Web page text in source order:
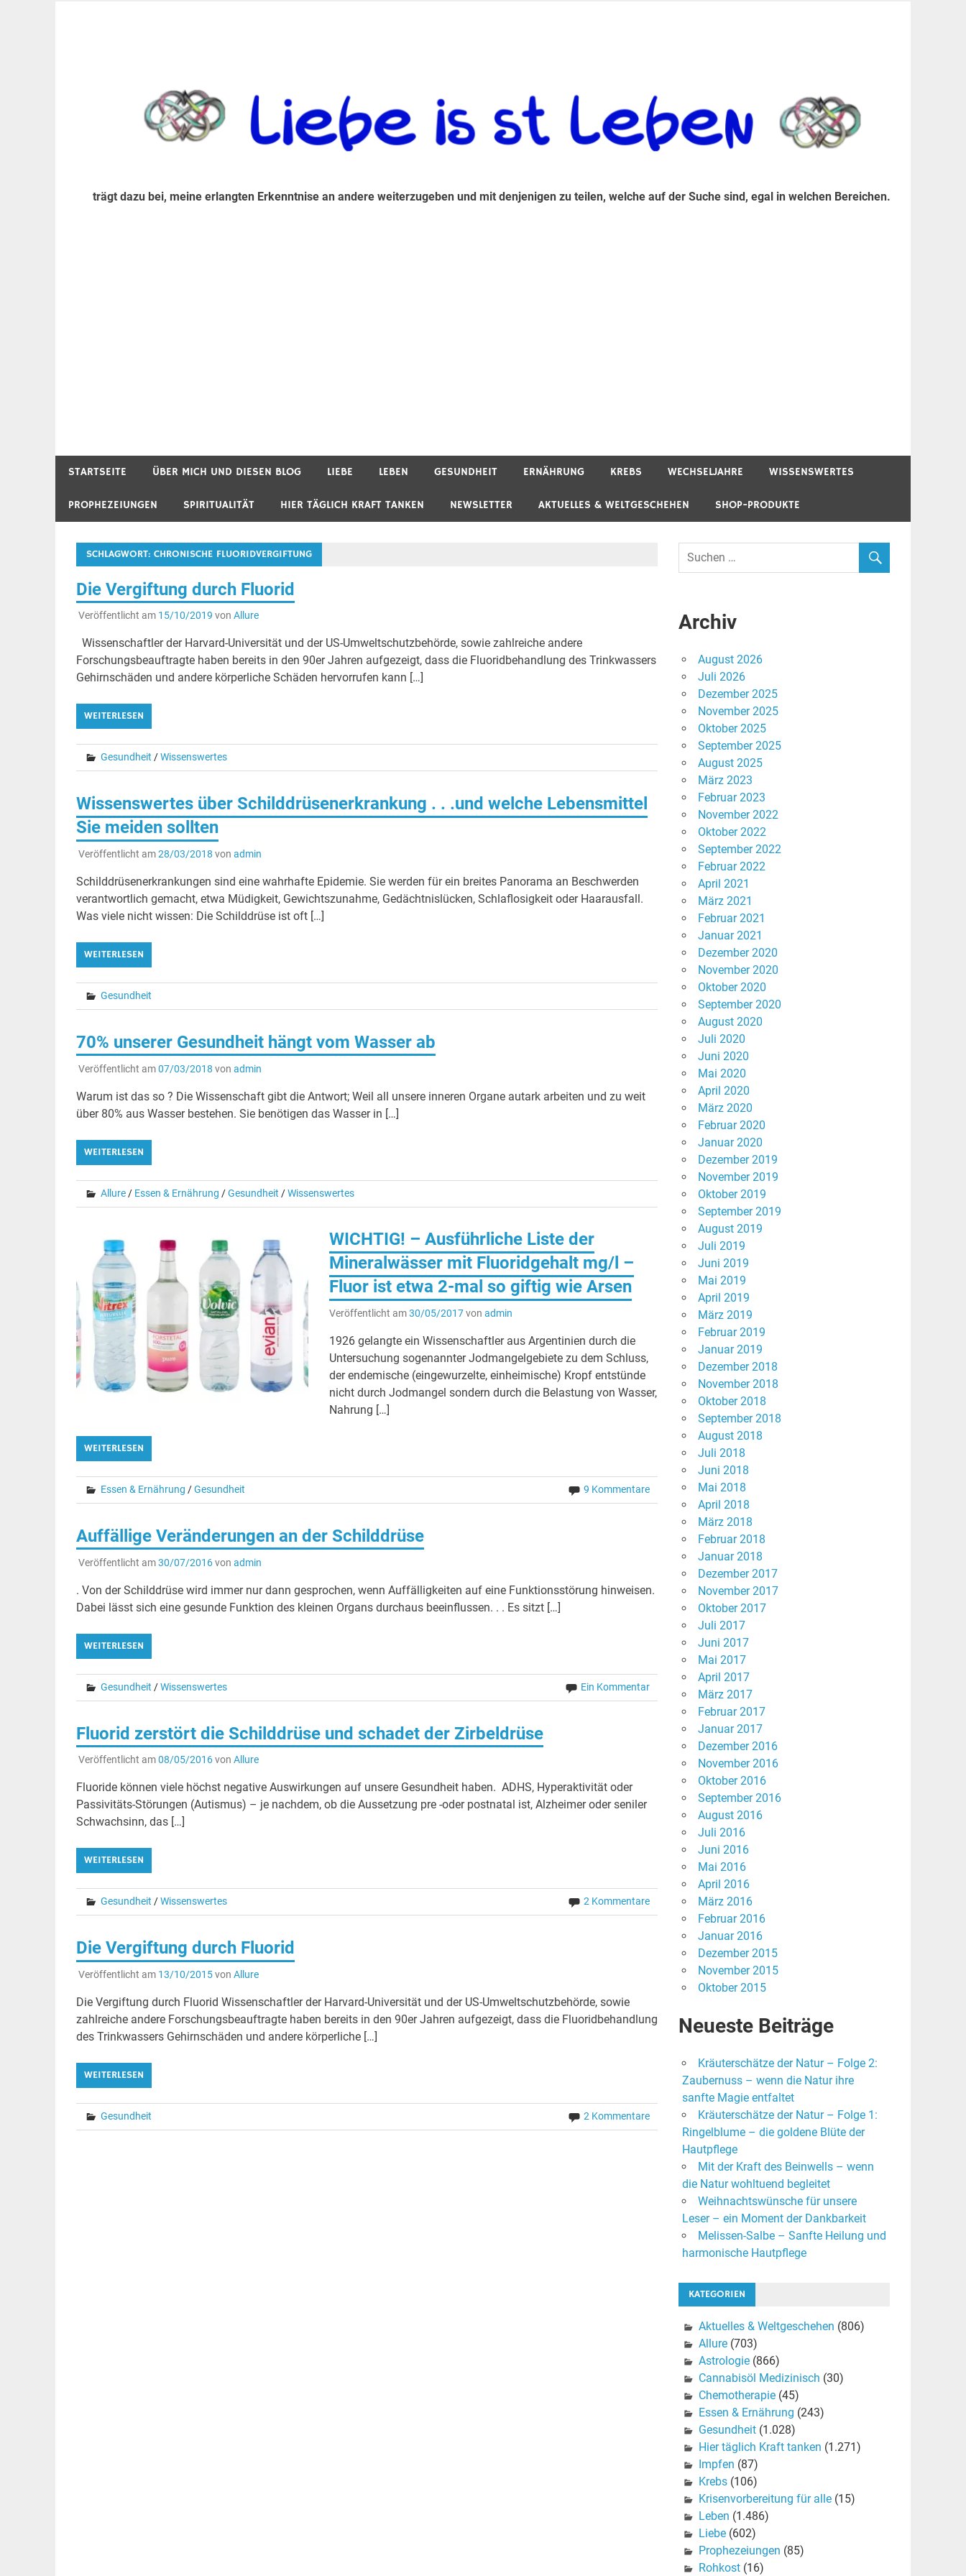
trägt dazu bei, meine erlangten Erkenntnise an andere weiterzugeben und mit denjenigen zu teilen, welche auf der Suche sind, egal in welchen Bereichen.
STARTSEITE ÜBER MICH UND DIESEN BLOG LIEBE LEBEN GESUNDHEIT ERNÄHRUNG KREBS WECHSELJAHRE WISSENSWERTES
PROPHEZEIUNGEN SPIRITUALITÄT HIER TÄGLICH KRAFT TANKEN NEWSLETTER AKTUELLES & WELTGESCHEHEN SHOP-PRODUKTE
SCHLAGWORT: CHRONISCHE FLUORIDVERGIFTUNG
Die Vergiftung durch Fluorid
Veröffentlicht am 15/10/2019 von Allure
Wissenschaftler der Harvard-Universität und der US-Umweltschutzbehörde, sowie zahlreiche andere
Forschungsbeauftragte haben bereits in den 90er Jahren aufgezeigt, dass die Fluoridbehandlung des Trinkwassers
Gehirnschäden und andere körperliche Schäden hervorrufen kann […]
WEITERLESEN
Gesundheit /Wissenswertes
Wissenswertes über Schilddrüsenerkrankung . . .und welche Lebensmittel
Sie meiden sollten
Veröffentlicht am28/03/2018 von admin
Schilddrüsenerkrankungen sind eine wahrhafte Epidemie. Sie werden für ein breites Panorama an Beschwerden
verantwortlich gemacht, etwa Müdigkeit, Gewichtszunahme, Gedächtnislücken, Schlaflosigkeit oder Haarausfall.
Was viele nicht wissen: Die Schilddrüse ist oft […]
WEITERLESEN
Gesundheit
70% unserer Gesundheit hängt vom Wasser ab
Veröffentlicht am07/03/2018 von admin
Warum ist das so ? Die Wissenschaft gibt die Antwort; Weil all unsere inneren Organe autark arbeiten und zu weit
über 80% aus Wasser bestehen. Sie benötigen das Wasser in […]
WEITERLESEN
Allure/ Essen & Ernährung /Gesundheit /Wissenswertes
WICHTIG! – Ausführliche Liste der
Mineralwässer mit Fluoridgehalt mg/l –
Fluor ist etwa 2-mal so giftig wie Arsen
Veröffentlicht am30/05/2017vonadmin
1926 gelangte ein Wissenschaftler aus Argentinien durch die
Untersuchung sogenannter Jodmangelgebiete zu dem Schluss,
der endemische (eingewurzelte, einheimische) Kropf entstünde
nicht durch Jodmangel sondern durch die Belastung von Wasser,
Nahrung […]
WEITERLESEN
Essen & Ernährung /Gesundheit 9 Kommentare
Auffällige Veränderungen an der Schilddrüse
Veröffentlicht am30/07/2016von admin
. Von der Schilddrüse wird immer nur dann gesprochen, wenn Auffälligkeiten auf eine Funktionsstörung hinweisen.
Dabei lässt sich eine gesunde Funktion des kleinen Organs durchaus beeinflussen. . . Es sitzt […]
WEITERLESEN
Gesundheit /Wissenswertes Ein Kommentar
Fluorid zerstört die Schilddrüse und schadet der Zirbeldrüse
Veröffentlicht am08/05/2016von Allure
Fluoride können viele höchst negative Auswirkungen auf unsere Gesundheit haben. ADHS, Hyperaktivität oder
Passivitäts-Störungen (Autismus) – je nachdem, ob die Aussetzung pre -oder postnatal ist, Alzheimer oder seniler
Schwachsinn, das […]
WEITERLESEN
Gesundheit /Wissenswertes 2 Kommentare
Die Vergiftung durch Fluorid
Veröffentlicht am 13/10/2015von Allure
Die Vergiftung durch Fluorid Wissenschaftler der Harvard-Universität und der US-Umweltschutzbehörde, sowie
zahlreiche andere Forschungsbeauftragte haben bereits in den 90er Jahren aufgezeigt, dass die Fluoridbehandlung
des Trinkwassers Gehirnschäden und andere körperliche […]
WEITERLESEN
Gesundheit 2 Kommentare
Archiv
August 2026
Juli 2026
Dezember 2025
November 2025
Oktober 2025
September 2025
August 2025
März 2023
Februar 2023
November 2022
Oktober 2022
September 2022
Februar 2022
April 2021
März 2021
Februar 2021
Januar 2021
Dezember 2020
November 2020
Oktober 2020
September 2020
August 2020
Juli 2020
Juni 2020
Mai 2020
April 2020
März 2020
Februar 2020
Januar 2020
Dezember 2019
November 2019
Oktober 2019
September 2019
August 2019
Juli 2019
Juni 2019
Mai 2019
April 2019
März 2019
Februar 2019
Januar 2019
Dezember 2018
November 2018
Oktober 2018
September 2018
August 2018
Juli 2018
Juni 2018
Mai 2018
April 2018
März 2018
Februar 2018
Januar 2018
Dezember 2017
November 2017
Oktober 2017
Juli 2017
Juni 2017
Mai 2017
April 2017
März 2017
Februar 2017
Januar 2017
Dezember 2016
November 2016
Oktober 2016
September 2016
August 2016
Juli 2016
Juni 2016
Mai 2016
April 2016
März 2016
Februar 2016
Januar 2016
Dezember 2015
November 2015
Oktober 2015
Neueste Beiträge
Kräuterschätze der Natur – Folge 2:
Zaubernuss – wenn die Natur ihre
sanfte Magie entfaltet
Kräuterschätze der Natur – Folge 1:
Ringelblume – die goldene Blüte der
Hautpflege
Mit der Kraft des Beinwells – wenn
die Natur wohltuend begleitet
Weihnachtswünsche für unsere
Leser – ein Moment der Dankbarkeit
Melissen-Salbe – Sanfte Heilung und
harmonische Hautpflege
KATEGORIEN
Aktuelles & Weltgeschehen (806)
Allure(703)
Astrologie(866)
Cannabisöl Medizinisch (30)
Chemotherapie(45)
Essen & Ernährung (243)
Gesundheit(1.028)
Hier täglich Kraft tanken (1.271)
Impfen (87)
Krebs(106)
Krisenvorbereitung für alle(15)
Leben (1.486)
Liebe(602)
Prophezeiungen (85)
Rohkost(16)